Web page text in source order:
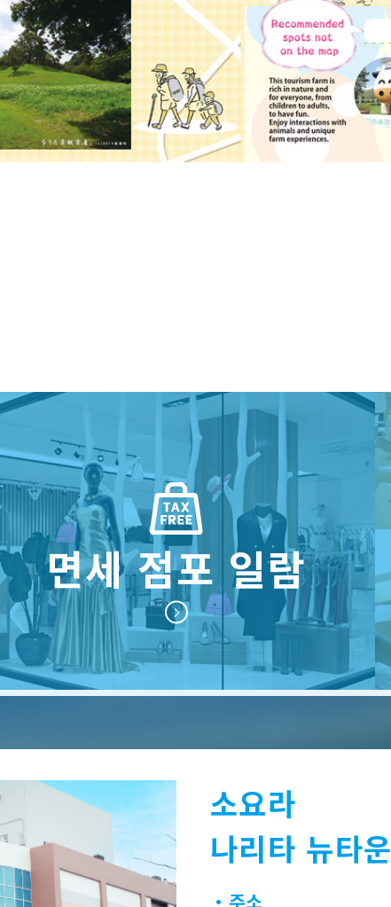
면세 점포 일람
소요라
나리타 뉴타운
・주소